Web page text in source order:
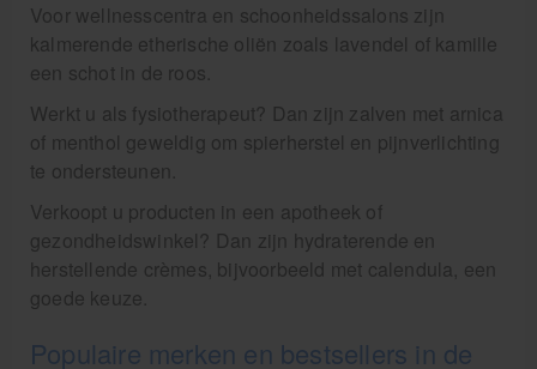
Voor wellnesscentra en schoonheidssalons zijn
kalmerende etherische oliën zoals lavendel of kamille
een schot in de roos.
Werkt u als fysiotherapeut? Dan zijn zalven met arnica
of menthol geweldig om spierherstel en pijnverlichting
te ondersteunen.
Verkoopt u producten in een apotheek of
gezondheidswinkel? Dan zijn hydraterende en
herstellende crèmes, bijvoorbeeld met calendula, een
goede keuze.
Populaire merken en bestsellers in de